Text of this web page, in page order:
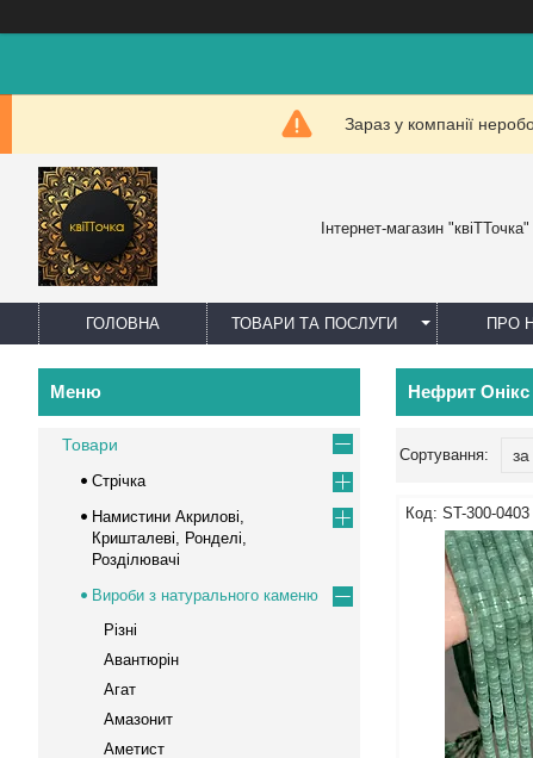
Зараз у компанії
Інтернет-магазин "квіТТочка"
ГОЛОВНА ТОВАРИ ТА ПОСЛУГИ ПРО
Нефрит Онікс
ST-300-0403
Товари
Стрічка
Намистини Акрилові,
Кришталеві, Ронделі,
Розділювачі
Вироби з натурального каменю
Різні
Авантюрін
Агат
Амазонит
Аметист